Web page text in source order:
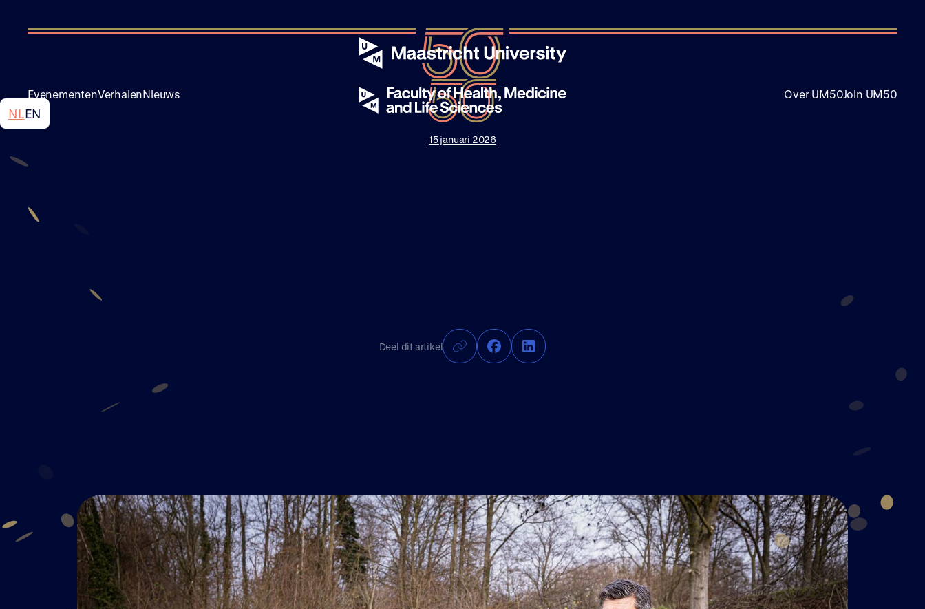
EvenementenVerhalenNieuws Over UM50Join UM50
NLEN
15 januari 2026
Deel dit artikel